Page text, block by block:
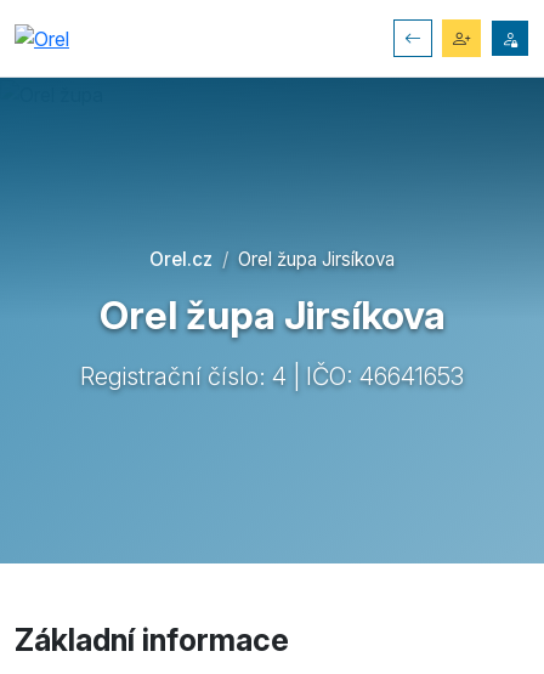
Orel.cz Orel župa Jirsíkova
Orel župa Jirsíkova
Registrační číslo: 4 | IČO: 46641653
Základní informace